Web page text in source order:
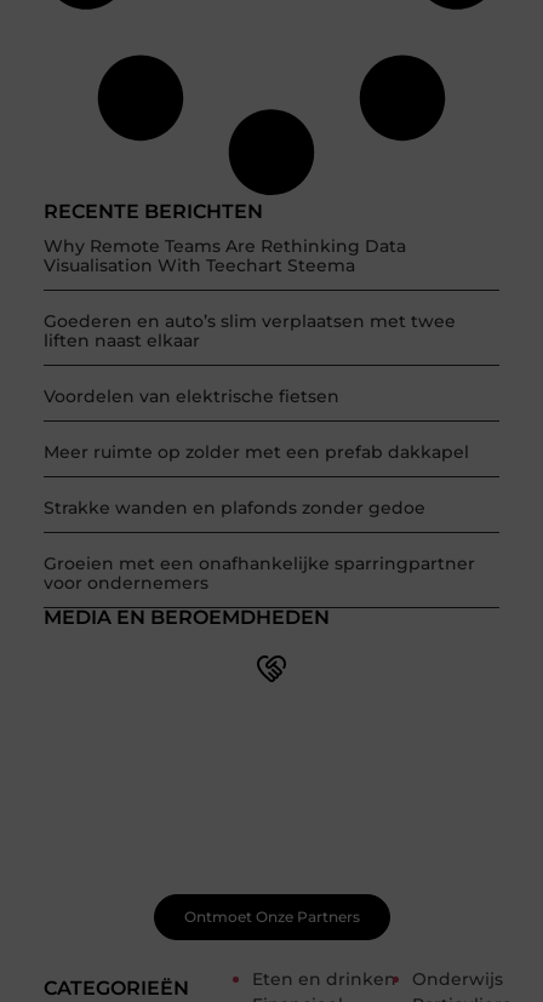
RECENTE BERICHTEN
Why Remote Teams Are Rethinking Data
Visualisation With Teechart Steema
Goederen en auto’s slim verplaatsen met twee
liften naast elkaar
Voordelen van elektrische fietsen
Meer ruimte op zolder met een prefab dakkapel
Strakke wanden en plafonds zonder gedoe
Groeien met een onafhankelijke sparringpartner
voor ondernemers
CATEGORIEËN
Eten en drinken
Onderwijs
MEDIA EN BEROEMDHEDEN
Ontmoet Onze Partners